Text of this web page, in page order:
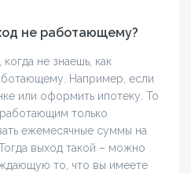
не работающему?
не знаешь, как
Например, если
или оформить ипотеку. То
только
ежемесячные суммы на
выход такой – можно
то, что вы имеете